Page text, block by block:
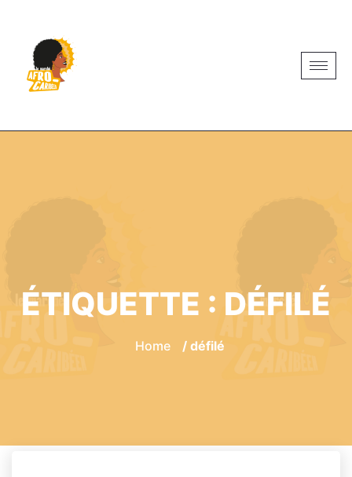
ÉTIQUETTE : DÉFILÉ
Home / défilé